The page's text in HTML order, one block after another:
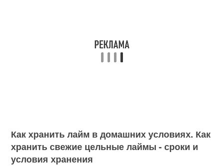
Как хранить лайм в домашних условиях. Как
хранить свежие цельные лаймы - сроки и
условия хранения